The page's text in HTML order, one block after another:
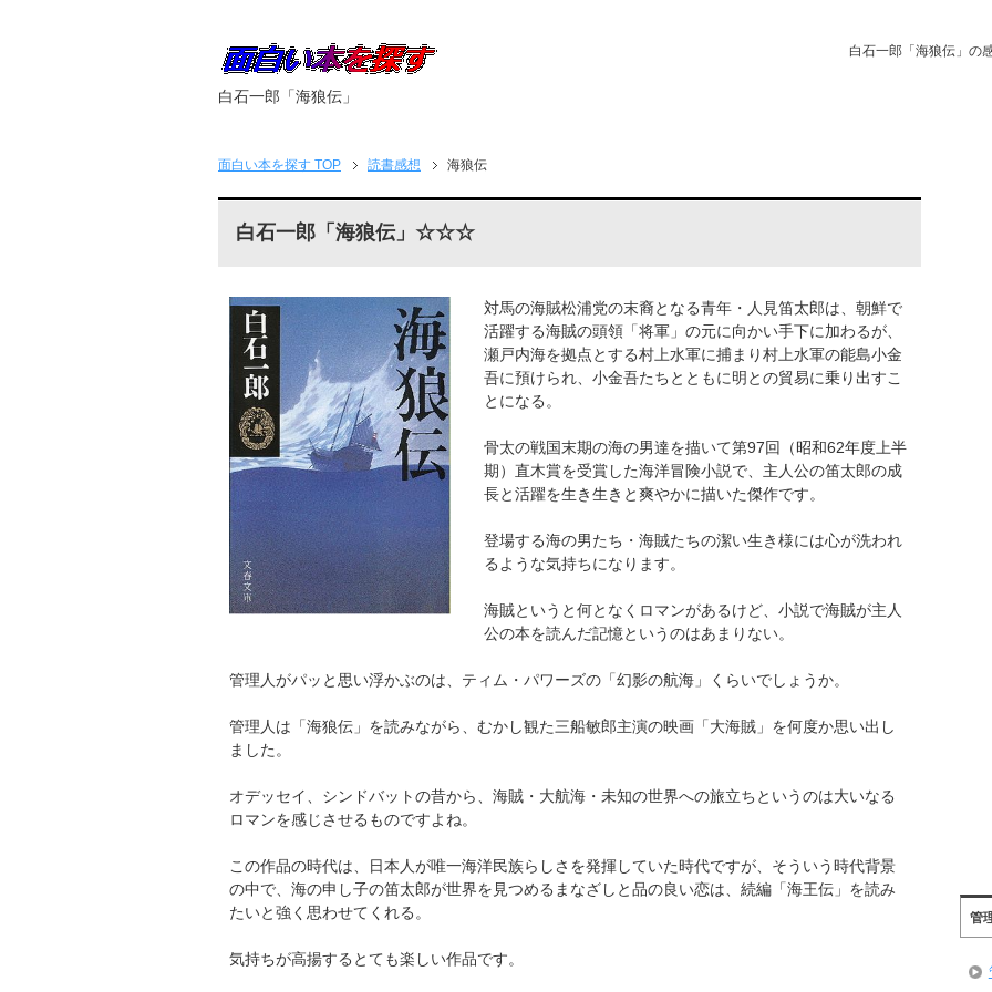
白石一郎「海狼伝」
白石一郎「海狼伝」の
面白い本を探す TOP 読書感想 海狼伝
白石一郎「海狼伝」☆☆☆
対馬の海賊松浦党の末裔となる青年・人見笛太郎は、朝鮮で
活躍する海賊の頭領「将軍」の元に向かい手下に加わるが、
瀬戸内海を拠点とする村上水軍に捕まり村上水軍の能島小金
吾に預けられ、小金吾たちとともに明との貿易に乗り出すこ
とになる。
骨太の戦国末期の海の男達を描いて第97回（昭和62年度上半
期）直木賞を受賞した海洋冒険小説で、主人公の笛太郎の成
長と活躍を生き生きと爽やかに描いた傑作です。
登場する海の男たち・海賊たちの潔い生き様には心が洗われ
るような気持ちになります。
海賊というと何となくロマンがあるけど、小説で海賊が主人
公の本を読んだ記憶というのはあまりない。
管理人がパッと思い浮かぶのは、ティム・パワーズの「幻影の航海」くらいでしょうか。
管理人は「海狼伝」を読みながら、むかし観た三船敏郎主演の映画「大海賊」を何度か思い出し
ました。
オデッセイ、シンドバットの昔から、海賊・大航海・未知の世界への旅立ちというのは大いなる
ロマンを感じさせるものですよね。
この作品の時代は、日本人が唯一海洋民族らしさを発揮していた時代ですが、そういう時代背景
の中で、海の申し子の笛太郎が世界を見つめるまなざしと品の良い恋は、続編「海王伝」を読み
たいと強く思わせてくれる。
気持ちが高揚するとても楽しい作品です。
管